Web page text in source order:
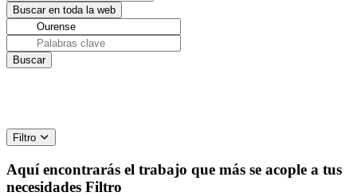
Filtro
Aquí encontrarás el trabajo que más se acople a tus
necesidades Filtro